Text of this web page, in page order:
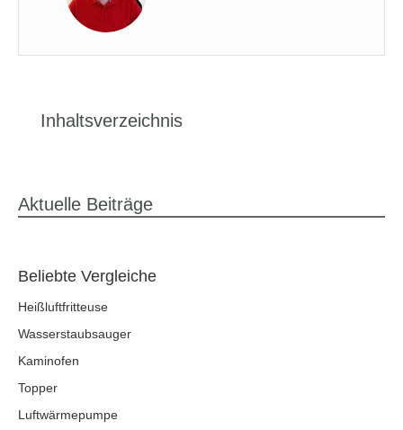
Inhaltsverzeichnis
Aktuelle Beiträge
Beliebte Vergleiche
Heißluftfritteuse
Wasserstaubsauger
Kaminofen
Topper
Luftwärmepumpe